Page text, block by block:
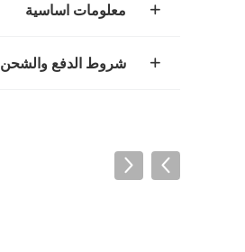
معلومات اساسية
شروط الدفع والشحن